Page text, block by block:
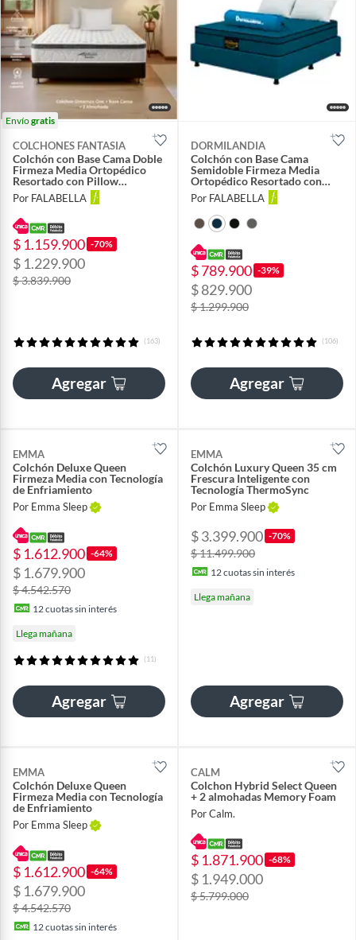
Envíogratis
COLCHONES FANTASIA
Colchón con Base Cama Doble
Firmeza Media Ortopédico
Resortado con Pillow
Dreamax One 140 x 190 cm +
2 Almohadas Colchones
Por FALABELLA
$ 1.159.900 -70%
$ 1.229.900
$ 3.839.900
(163)
Agregar
DORMILANDIA
Colchón con Base Cama
Semidoble Firmeza Media
Ortopédico Resortado con
Pillow Dublín 120 x 190 cm +
2 Almohadas
Por FALABELLA
$ 789.900 -39%
$ 829.900
$ 1.299.900
(106)
Agregar
EMMA
Colchón Deluxe Queen
Firmeza Media con Tecnología
de Enfriamiento
Por Emma Sleep
$ 1.612.900 -64%
$ 1.679.900
$ 4.542.570
12cuotas sin interés
Llega mañana
(11)
Agregar
EMMA
Colchón Luxury Queen 35 cm
Frescura Inteligente con
Tecnología ThermoSync
Por Emma Sleep
$ 3.399.900 -70%
$ 11.499.900
12cuotas sin interés
Llega mañana
Agregar
EMMA
Colchón Deluxe Queen
Firmeza Media con Tecnología
de Enfriamiento
Por Emma Sleep
$ 1.612.900 -64%
$ 1.679.900
$ 4.542.570
12cuotas sin interés
CALM
Colchon Hybrid Select Queen
+ 2 almohadas Memory Foam
Por Calm.
$ 1.871.900 -68%
$ 1.949.000
$ 5.799.000